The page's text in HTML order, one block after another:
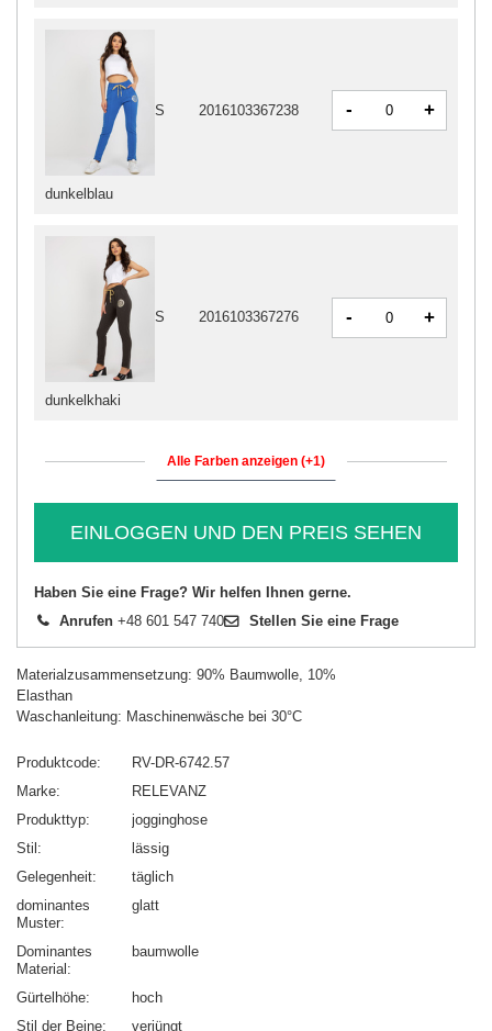
dunkelblau
S 2016103367238 - +
dunkelkhaki
S 2016103367276 - +
Alle Farben anzeigen (+1)
EINLOGGEN UND DEN PREIS SEHEN
Haben Sie eine Frage? Wir helfen Ihnen gerne.
Anrufen +48 601 547 740 Stellen Sie eine Frage
Materialzusammensetzung: 90% Baumwolle, 10%
Elasthan
Waschanleitung: Maschinenwäsche bei 30°C
Produktcode
RV-DR-6742.57
Marke
RELEVANZ
Produkttyp
jogginghose
Stil
lässig
Gelegenheit
täglich
dominantes
Muster
glatt
Dominantes
Material
baumwolle
Gürtelhöhe
hoch
Stil der Beine
verjüngt